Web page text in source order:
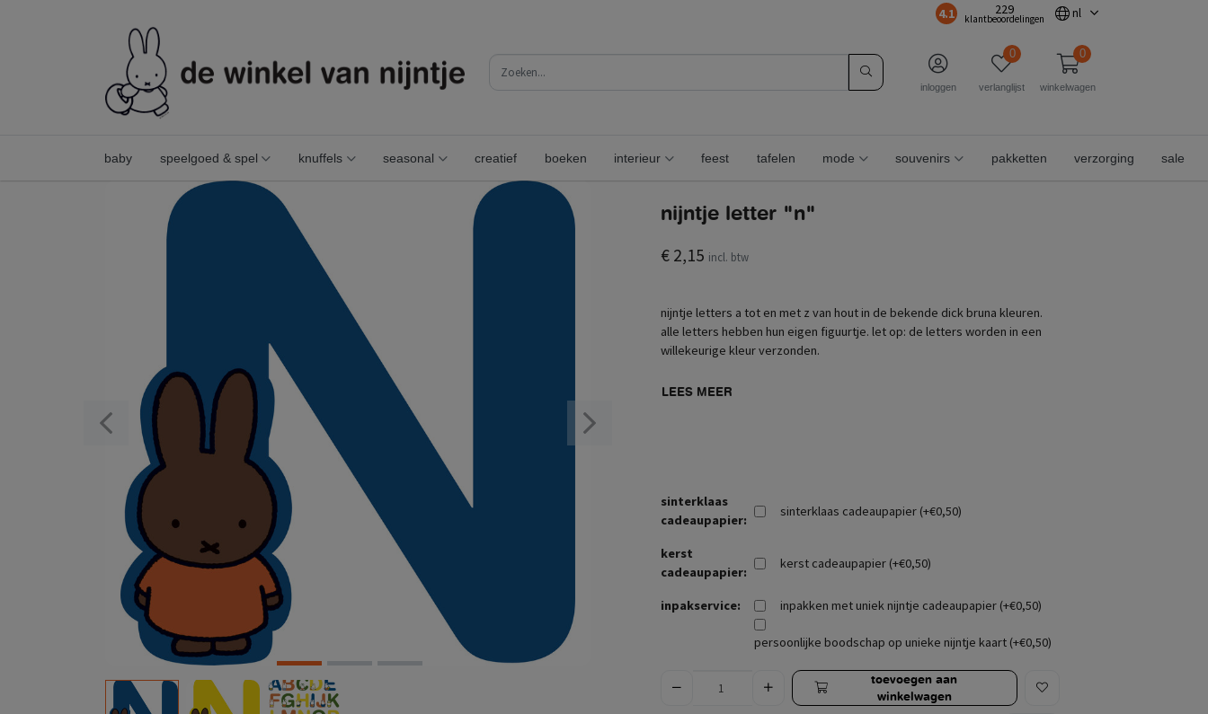
4.1 229
klantbeoordelingen nl
inloggen
0
verlanglijst
0
winkelwagen
baby speelgoed & spel knuffels seasonal creatief boeken interieur feest tafelen mode souvenirs pakketten verzorging sale
nijntje letter "n"
nijntje letter "n"
€ 2,15 incl. btw
nijntje letters a tot en met z van hout in de bekende dick bruna kleuren.
alle letters hebben hun eigen figuurtje. let op: de letters worden in een
willekeurige kleur verzonden.
LEES MEER
sinterklaas
cadeaupapier:
sinterklaas cadeaupapier (+€0,50)
kerst
cadeaupapier:
kerst cadeaupapier (+€0,50)
inpakservice: inpakken met uniek nijntje cadeaupapier (+€0,50)
persoonlijke boodschap op unieke nijntje kaart (+€0,50)
toevoegen aan
winkelwagen